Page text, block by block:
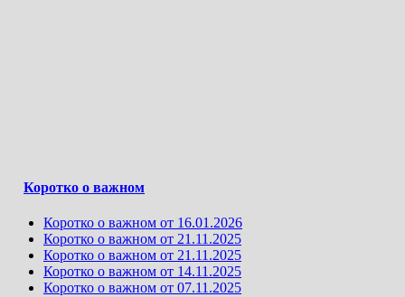
Коротко о важном
Коротко о важном от 16.01.2026
Коротко о важном от 21.11.2025
Коротко о важном от 21.11.2025
Коротко о важном от 14.11.2025
Коротко о важном от 07.11.2025